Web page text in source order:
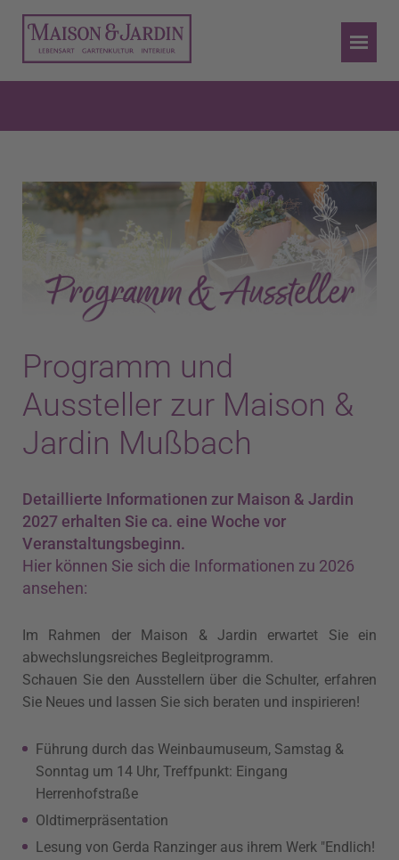
Programm und
Aussteller zur Maison &
Jardin Mußbach
Detaillierte Informationen zur Maison & Jardin
2027 erhalten Sie ca. eine Woche vor
Veranstaltungsbeginn.
Hier können Sie sich die Informationen zu 2026
ansehen:
Im Rahmen der Maison & Jardin erwartet Sie ein
abwechslungsreiches Begleitprogramm.
Schauen Sie den Ausstellern über die Schulter, erfahren
Sie Neues und lassen Sie sich beraten und inspirieren!
Führung durch das Weinbaumuseum, Samstag &
Sonntag um 14 Uhr, Treffpunkt: Eingang
Herrenhofstraße
Oldtimerpräsentation
Lesung von Gerda Ranzinger aus ihrem Werk "Endlich!